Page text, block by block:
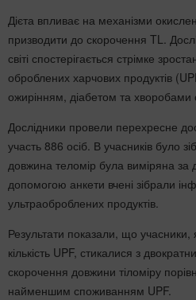
Дієта впливає на механізми
призводити до скорочення TL.
світі спостерігається стрімке
оброблених харчових продуктів
ожирінням, діабетом та хворобами
Дослідники провели перехресне
участь 886 осіб. В учасників було
довжина теломір була виміряна
допомогою анкети вчені зібрали
ультраоброблених продуктів.
Результати показали, що учасники,
кількість UPF, стикалися з
скорочення довжини тіломіру
найменшим споживанням UPF.